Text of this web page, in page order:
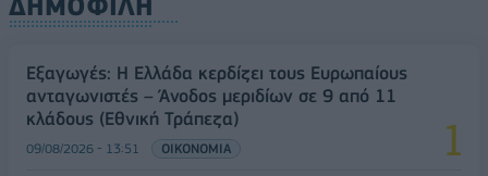
Εξαγωγές: Η Ελλάδα κερδίζει τους Ευρωπαίους
ανταγωνιστές – Άνοδος μεριδίων σε 9 από 11
κλάδους (Εθνική Τράπεζα)
09/08/2026 - 13:51 ΟΙΚΟΝΟΜΙΑ